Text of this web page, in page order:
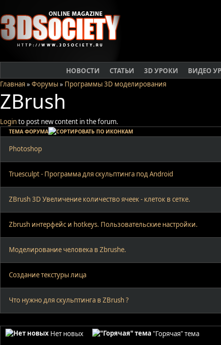
НОВОСТИ СТАТЬИ 3D УРОКИ
ВИДЕО
Главная» Форумы» Программы 3D моделирования
ZBrush
Loginto post new content in the forum.
ТЕМА ФОРУМА
Photoshop
Truesculpt - Программа для скульптинга под Android
ZBrush 3D Увеличение количество ячеек - клеток в сетке.
Zbrush интерфейс и hotkeys. Пользовательские настройки.
Моделирование человека в Zbrushе.
Создание текстуры лица
Что нужно для скульптинга в ZBrush ?
Нет новых "Горячая" тема